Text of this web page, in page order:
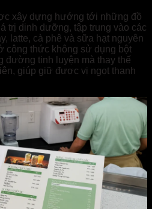
xây dựng hướng tới những đồ
trị dinh dưỡng, tập trung vào các
latte, cà phê và sữa hạt nguyên
công thức không sử dụng bột
đường tinh luyện mà thay thế
giúp giữ được vị ngọt thanh